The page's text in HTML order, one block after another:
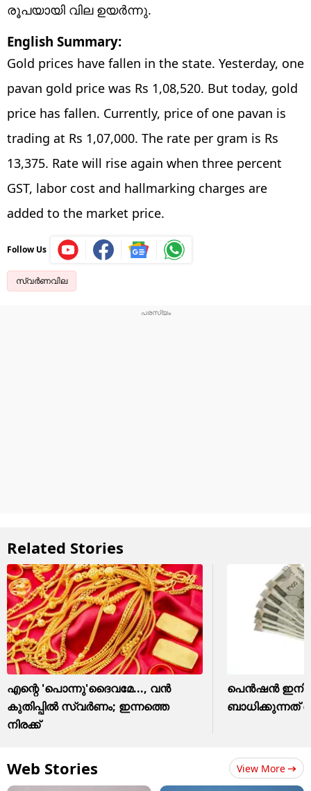
രൂപയായി വില ഉയർന്നു.
English Summary:
Gold prices have fallen in the state. Yesterday, one
pavan gold price was Rs 1,08,520. But today, gold
price has fallen. Currently, price of one pavan is
trading at Rs 1,07,000. The rate per gram is Rs
13,375. Rate will rise again when three percent
GST, labor cost and hallmarking charges are
added to the market price.
Follow Us
സ്വർണവില
Related Stories
എന്റെ 'പൊന്നു'ദൈവമേ..., വൻ
കുതിപ്പിൽ സ്വർണം; ഇന്നത്തെ
നിരക്ക്
പെൻഷൻ ഇനി
ബാധിക്കുന്നത്
Web Stories View More